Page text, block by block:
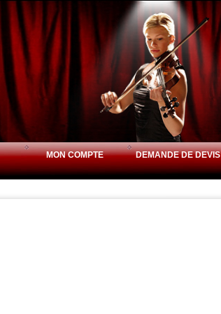
MON COMPTE DEMANDE DE DEVIS